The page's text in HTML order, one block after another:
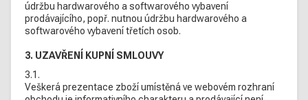
údržbu hardwarového a softwarového vybavení
prodávajícího, popř. nutnou údržbu hardwarového a
softwarového vybavení třetích osob.
3. UZAVŘENÍ KUPNÍ SMLOUVY
3.1.
Veškerá prezentace zboží umístěná ve webovém rozhraní